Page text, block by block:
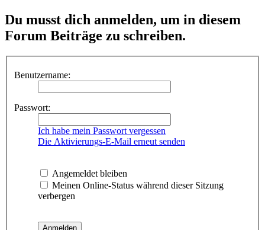
Du musst dich anmelden, um in diesem
Forum Beiträge zu schreiben.
Benutzername:
Passwort:
Ich habe mein Passwort vergessen
Die Aktivierungs-E-Mail erneut senden
Angemeldet bleiben
Meinen Online-Status während dieser Sitzung
verbergen